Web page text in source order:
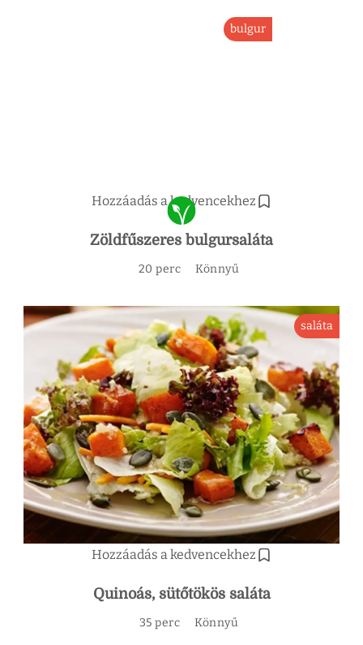
Hozzáadás a kedvencekhez
bulgur
Zöldfűszeres bulgursaláta
20 perc Könnyű
Hozzáadás a kedvencekhez
saláta
Quinoás, sütőtökös saláta
35 perc Könnyű